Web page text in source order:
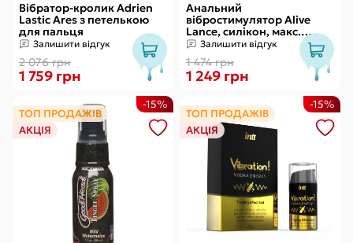
Вібратор-кролик Adrien
Lastic Ares з петелькою
для пальця
Залишити відгук
2 076 грн
1 759 грн
Анальний
вібростимулятор Alive
Lance, силікон, макс.
діаметр 2,9 см
(передостання кулька)
Залишити відгук
1 474 грн
1 249 грн
ТОП ПРОДАЖІВ
АКЦІЯ
-15%
ТОП ПРОДАЖІВ
АКЦІЯ
-15%